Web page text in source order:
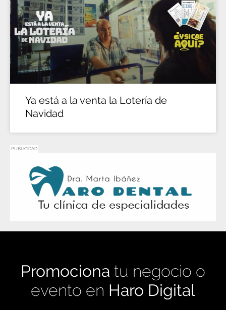
Ya está a la venta la Lotería de
Navidad
PUBLICIDAD
Promociona tu negocio o
evento en Haro Digital